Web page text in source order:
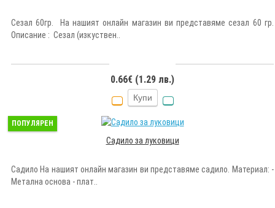
Сезал 60гр. На нашият онлайн магазин ви представяме сезал 60 гр.
Описание : Сезал (изкуствен..
0.66€ (1.29 лв.)
Купи
ПОПУЛЯРЕН
Садило за луковици
Садило На нашият онлайн магазин ви представяме садило. Материал: -
Метална основа - плат..